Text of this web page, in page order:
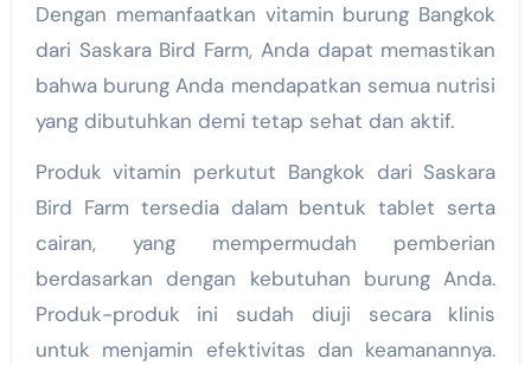
Dengan memanfaatkan vitamin burung Bangkok
dari Saskara Bird Farm, Anda dapat memastikan
bahwa burung Anda mendapatkan semua nutrisi
yang dibutuhkan demi tetap sehat dan aktif.
Produk vitamin perkutut Bangkok dari Saskara
Bird Farm tersedia dalam bentuk tablet serta
cairan, yang mempermudah pemberian
berdasarkan dengan kebutuhan burung Anda.
Produk-produk ini sudah diuji secara klinis
untuk menjamin efektivitas dan keamanannya.